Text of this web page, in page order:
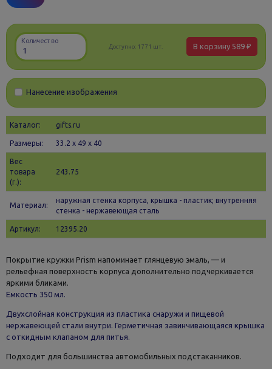
Количество
Доступно: 1771 шт. В корзину 589 ₽
Нанесение изображения
Каталог: gifts.ru
Размеры: 33.2 х 49 x 40
Вес
товара
(г.):
243.75
Материал:
наружная стенка корпуса, крышка - пластик; внутренняя
стенка - нержавеющая сталь
Артикул: 12395.20
Покрытие кружки Prism напоминает глянцевую эмаль, — и
рельефная поверхность корпуса дополнительно подчеркивается
яркими бликами.
Емкость 350 мл.
Двухслойная конструкция из пластика снаружи и пищевой
нержавеющей стали внутри. Герметичная завинчивающаяся крышка
с откидным клапаном для питья.
Подходит для большинства автомобильных подстаканников.